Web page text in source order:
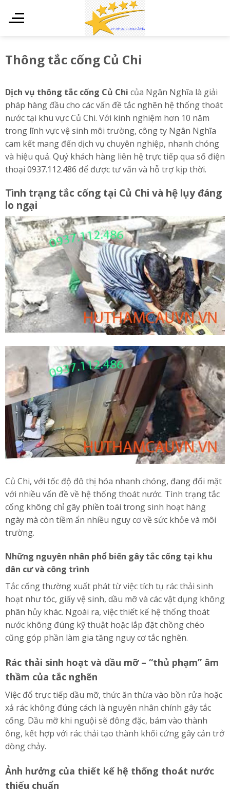
Thông tắc cống Củ Chi
Dịch vụ thông tắc cống Củ Chi của Ngân Nghĩa là giải
pháp hàng đầu cho các vấn đề tắc nghẽn hệ thống thoát
nước tại khu vực Củ Chi. Với kinh nghiệm hơn 10 năm
trong lĩnh vực vệ sinh môi trường, công ty Ngân Nghĩa
cam kết mang đến dịch vụ chuyên nghiệp, nhanh chóng
và hiệu quả. Quý khách hàng liên hệ trực tiếp qua số điện
thoại 0937.112.486 để được tư vấn và hỗ trợ kịp thời.
Tình trạng tắc cống tại Củ Chi và hệ lụy đáng
lo ngại
Củ Chi, với tốc độ đô thị hóa nhanh chóng, đang đối mặt
với nhiều vấn đề về hệ thống thoát nước. Tình trạng tắc
cống không chỉ gây phiền toái trong sinh hoạt hàng
ngày mà còn tiềm ẩn nhiều nguy cơ về sức khỏe và môi
trường.
Những nguyên nhân phổ biến gây tắc cống tại khu
dân cư và công trình
Tắc cống thường xuất phát từ việc tích tụ rác thải sinh
hoạt như tóc, giấy vệ sinh, dầu mỡ và các vật dụng không
phân hủy khác. Ngoài ra, việc thiết kế hệ thống thoát
nước không đúng kỹ thuật hoặc lắp đặt chồng chéo
cũng góp phần làm gia tăng nguy cơ tắc nghẽn.
Rác thải sinh hoạt và dầu mỡ – “thủ phạm” âm
thầm của tắc nghẽn
Việc đổ trực tiếp dầu mỡ, thức ăn thừa vào bồn rửa hoặc
xả rác không đúng cách là nguyên nhân chính gây tắc
cống. Dầu mỡ khi nguội sẽ đông đặc, bám vào thành
ống, kết hợp với rác thải tạo thành khối cứng gây cản trở
dòng chảy.
Ảnh hưởng của thiết kế hệ thống thoát nước
thiếu chuẩn